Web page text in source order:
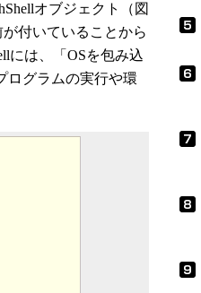
オブジェクト（図
付いていることから
には、「OSを包み込
ログラムの実行や環